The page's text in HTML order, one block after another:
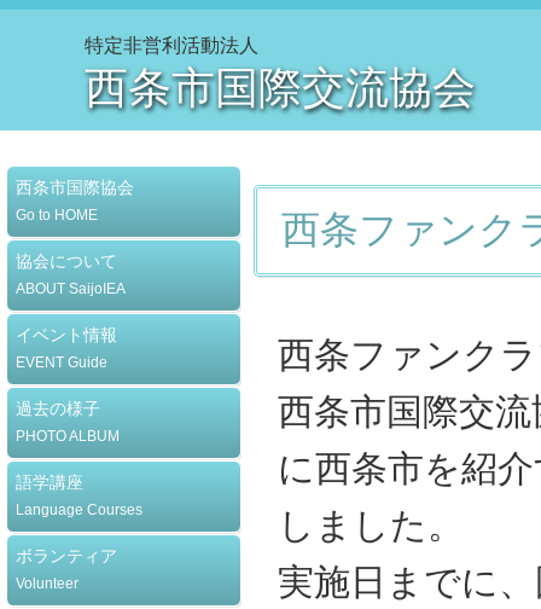
特定非営利活動法人
西条市国際交流協会
西条市国際協会
Go to HOME
協会について
ABOUT SaijoIEA
イベント情報
EVENT Guide
過去の様子
PHOTO ALBUM
語学講座
Language Courses
ボランティア
Volunteer
西条ファンク
西条ファンク
西条市国際交
に西条市を紹
しました。
実施日までに